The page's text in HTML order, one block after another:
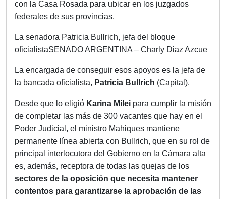
con la Casa Rosada para ubicar en los juzgados
federales de sus provincias.
La senadora Patricia Bullrich, jefa del bloque
oficialistaSENADO ARGENTINA – Charly Diaz Azcue
La encargada de conseguir esos apoyos es la jefa de
la bancada oficialista, Patricia Bullrich (Capital).
Desde que lo eligió Karina Milei para cumplir la misión
de completar las más de 300 vacantes que hay en el
Poder Judicial, el ministro Mahiques mantiene
permanente línea abierta con Bullrich, que en su rol de
principal interlocutora del Gobierno en la Cámara alta
es, además, receptora de todas las quejas de los
sectores de la oposición que necesita mantener
contentos para garantizarse la aprobación de las